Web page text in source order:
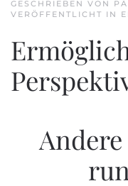
GESCHRIEBEN VON
VERÖFFENTLICHT IN